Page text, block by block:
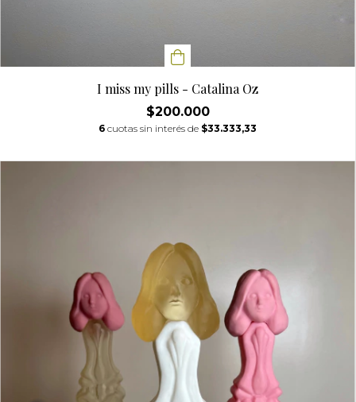
I miss my pills - Catalina Oz
$200.000
6 cuotas sin interés de $33.333,33